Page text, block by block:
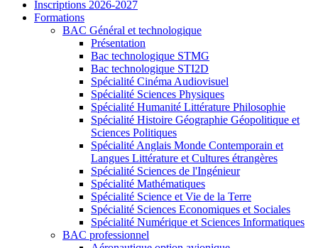
Inscriptions 2026-2027
Formations
BAC Général et technologique
Présentation
Bac technologique STMG
Bac technologique STI2D
Spécialité Cinéma Audiovisuel
Spécialité Sciences Physiques
Spécialité Humanité Littérature Philosophie
Spécialité Histoire Géographie Géopolitique et
Sciences Politiques
Spécialité Anglais Monde Contemporain et
Langues Littérature et Cultures étrangères
Spécialité Sciences de l'Ingénieur
Spécialité Mathématiques
Spécialité Science et Vie de la Terre
Spécialité Sciences Economiques et Sociales
Spécialité Numérique et Sciences Informatiques
BAC professionnel